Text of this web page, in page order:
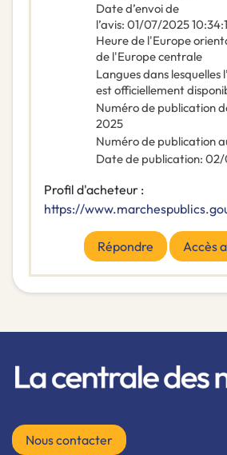
Date d’envoi de
l’avis: 01/07/2025
Heure de l'Europe
de l'Europe centrale
Langues dans lesquelles
est officiellement
Numéro de publication
2025
Numéro de publication
Date de publication: 02/
Profil d'acheteur :
https://
Répondre Accès
Nous contacter